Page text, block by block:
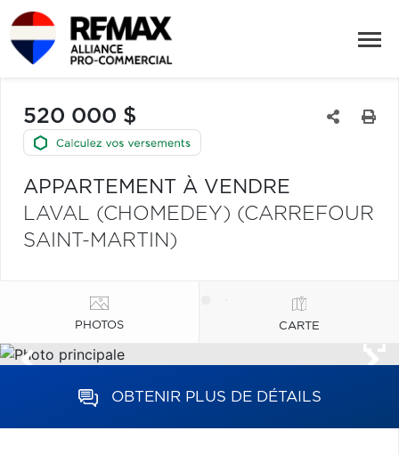
520 000 $
APPARTEMENT À VENDRE
LAVAL (CHOMEDEY) (CARREFOUR
SAINT-MARTIN)
PHOTOS CARTE
OBTENIR PLUS DE DÉTAILS